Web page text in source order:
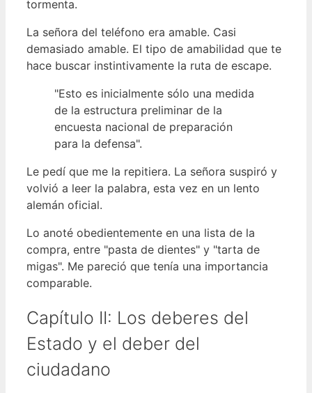
tormenta.
La señora del teléfono era amable. Casi
demasiado amable. El tipo de amabilidad que te
hace buscar instintivamente la ruta de escape.
"Esto es inicialmente sólo una medida
de la estructura preliminar de la
encuesta nacional de preparación
para la defensa".
Le pedí que me la repitiera. La señora suspiró y
volvió a leer la palabra, esta vez en un lento
alemán oficial.
Lo anoté obedientemente en una lista de la
compra, entre "pasta de dientes" y "tarta de
migas". Me pareció que tenía una importancia
comparable.
Capítulo II: Los deberes del
Estado y el deber del
ciudadano